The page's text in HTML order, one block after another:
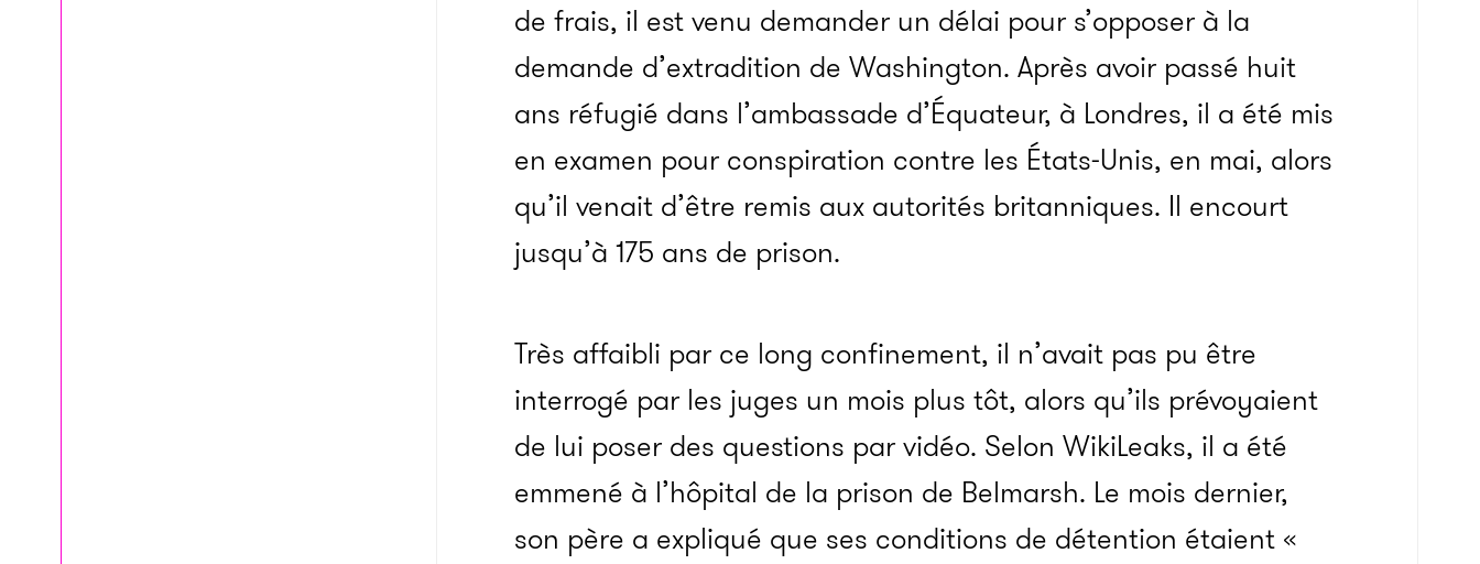
de frais, il est venu demander un délai pour s’opposer à la
demande d’extradition de Washington. Après avoir passé huit
ans réfugié dans l’ambassade d’Équateur, à Londres, il a été mis
en examen pour conspiration contre les États-Unis, en mai, alors
qu’il venait d’être remis aux autorités britanniques. Il encourt
jusqu’à 175 ans de prison.
Très affaibli par ce long confinement, il n’avait pas pu être
interrogé par les juges un mois plus tôt, alors qu’ils prévoyaient
de lui poser des questions par vidéo. Selon WikiLeaks, il a été
emmené à l’hôpital de la prison de Belmarsh. Le mois dernier,
son père a expliqué que ses conditions de détention étaient «